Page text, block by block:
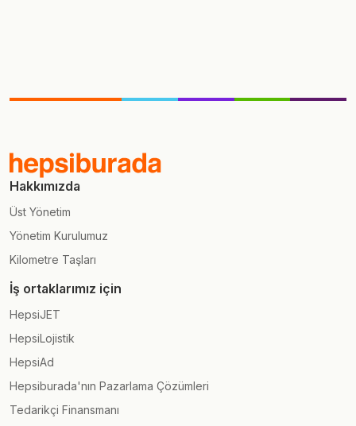
Hakkımızda
Üst Yönetim
Yönetim Kurulumuz
Kilometre Taşları
İş ortaklarımız için
HepsiJET
HepsiLojistik
HepsiAd
Hepsiburada'nın Pazarlama Çözümleri
Tedarikçi Finansmanı